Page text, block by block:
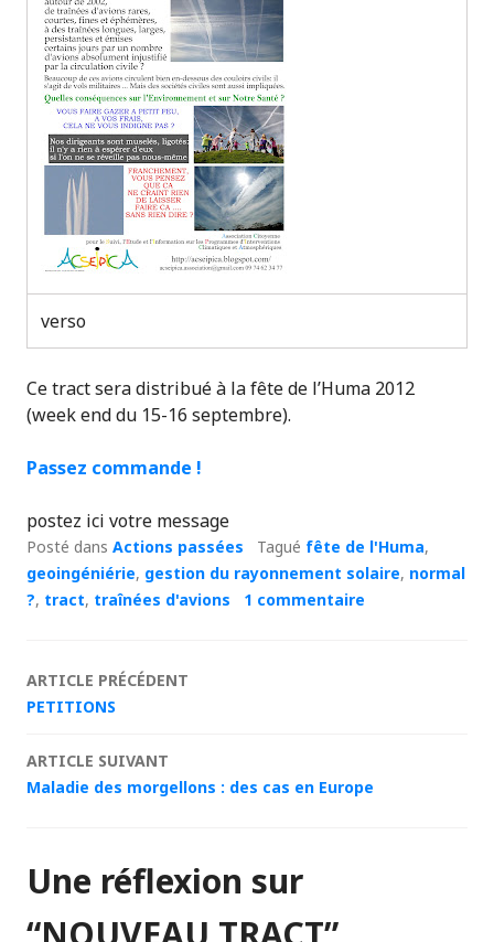
verso
Ce tract sera distribué à la fête de l’Huma 2012
(week end du 15-16 septembre).
Passez commande !
postez ici votre message
Posté dans Actions passées Tagué fête de l'Huma,
geoingéniérie, gestion du rayonnement solaire, normal
?, tract, traînées d'avions 1 commentaire
Navigation
articles
ARTICLE PRÉCÉDENT
PETITIONS
ARTICLE SUIVANT
Maladie des morgellons : des cas en Europe
Une réflexion sur